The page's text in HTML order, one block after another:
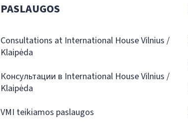
PASLAUGOS
Consultations at International House Vilnius /
Klaipėda
Консультации в International House Vilnius /
Klaipėda
VMI teikiamos paslaugos